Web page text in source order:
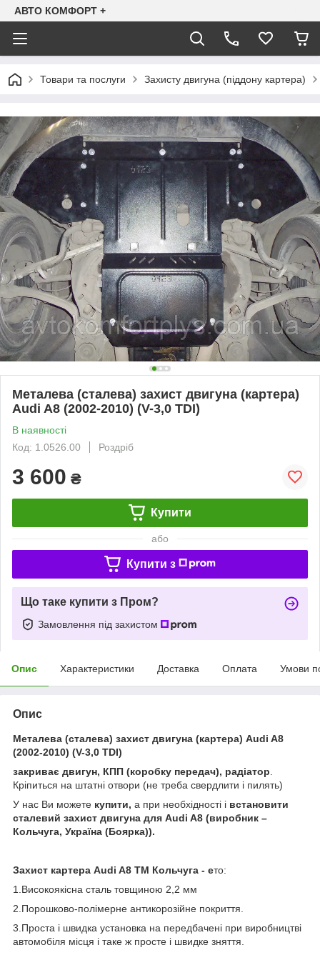
АВТО КОМФОРТ +
Товари та послуги Захисту двигуна (піддону картера)
Металева (сталева) захист двигуна (картера)
Audi A8 (2002-2010) (V-3,0 TDI)
В наявності
Код: 1.0526.00
Роздріб
3 600 ₴
Купити
або
Купити з
Що таке купити з Пром?
Замовлення під захистом
Опис Характеристики Доставка Оплата Умови
Опис
Металева (сталева) захист двигуна (картера) Audi A8
(2002-2010) (V-3,0 TDI)
закриває двигун, КПП (коробку передач), радіатор
Кріпиться на штатні отвори (не треба свердлити і пилять)
У нас Ви можете купити, а при необхідності і встановити
сталевий захист двигуна для Audi A8 (виробник –
Кольчуга, Україна (Боярка)).
Захист картера Audi A8 ТМ Кольчуга - ето:
1.Високоякісна сталь товщиною 2,2 мм
2.Порошково-полімерне антикорозійне покриття.
3.Проста і швидка установка на передбачені при виробництві
автомобіля місця і таке ж просте і швидке зняття.